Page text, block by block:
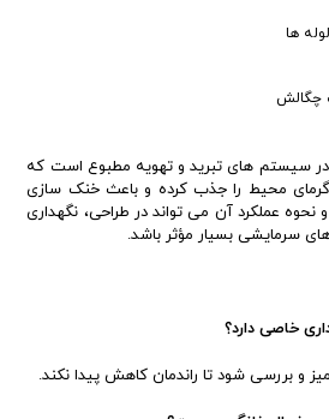
ها
چگالش
در سیستم های تبرید و تهویه مطبوع است که
گرمای محیط را جذب کرده و باعث خنک سازی
نحوه عملکرد آن می تواند در طراحی، نگهداری
سرمایشی بسیار مؤثر باشد.
و بررسی شود تا راندمان کاهش پیدا نکند.